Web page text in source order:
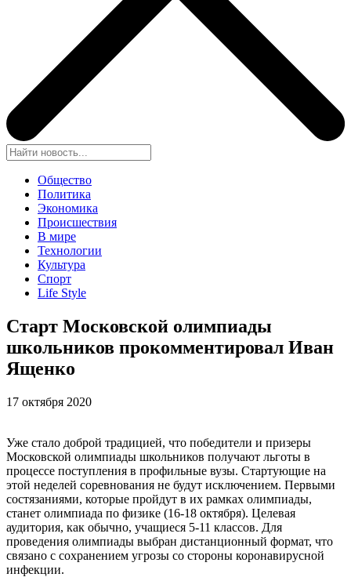
Общество
Политика
Экономика
Происшествия
В мире
Технологии
Культура
Спорт
Life Style
Старт Московской олимпиады
школьников прокомментировал Иван
Ященко
17 октября 2020
Уже стало доброй традицией, что победители и призеры
Московской олимпиады школьников получают льготы в
процессе поступления в профильные вузы. Стартующие на
этой неделей соревнования не будут исключением. Первыми
состязаниями, которые пройдут в их рамках олимпиады,
станет олимпиада по физике (16-18 октября). Целевая
аудитория, как обычно, учащиеся 5-11 классов. Для
проведения олимпиады выбран дистанционный формат, что
связано с сохранением угрозы со стороны коронавирусной
инфекции.